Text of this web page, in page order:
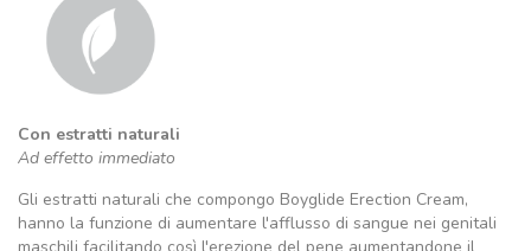
Con estratti naturali
Ad effetto immediato
Gli estratti naturali che compongo Boyglide Erection Cream,
hanno la funzione di aumentare l'afflusso di sangue nei genitali